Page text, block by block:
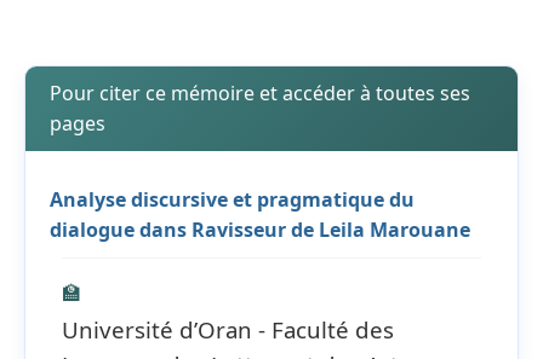
Pour citer ce mémoire et accéder à toutes ses
pages
Analyse discursive et pragmatique du
dialogue dans Ravisseur de Leila Marouane
🏫
Université d’Oran - Faculté des